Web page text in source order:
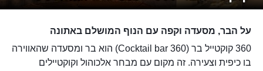
על הבר, מסעדה וקפה עם הנוף המושלם באתונה
360 קוקטייל בר (360 Cocktail bar) הוא בר ומסעדה שהאווירה
בו כיפית וצעירה. זה מקום עם מבחר אלכוהול וקוקטיילים